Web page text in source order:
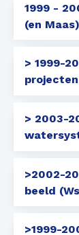
1999 -
(en Maas)
> 1999-
> 2003-
>2002-
beeld
>1999-